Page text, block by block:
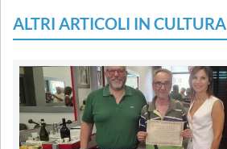
ALTRI ARTICOLI IN